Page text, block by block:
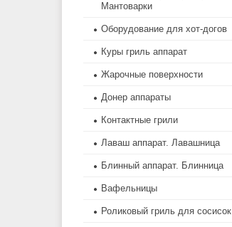
Мантоварки
Оборудование для хот-догов
Куры гриль аппарат
Жарочные поверхности
Донер аппараты
Контактные грили
Лаваш аппарат. Лавашница
Блинный аппарат. Блинница
Вафельницы
Роликовый гриль для сосисок